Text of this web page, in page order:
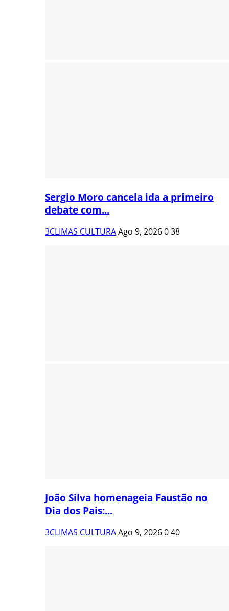
Sergio Moro cancela ida a primeiro
debate com...
3CLIMAS CULTURAAgo 9, 2026038
João Silva homenageia Faustão no
Dia dos Pais:...
3CLIMAS CULTURAAgo 9, 2026040